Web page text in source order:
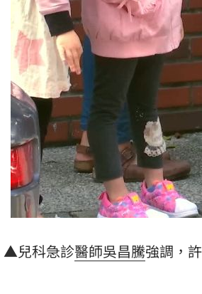
IU社群發前男友 韓網替她抱不平
二手菸超毒！她陪夫看病 意外查
NCC無委員唱獨立空城計 iPhone
詐慈濟10億！律師驚揭陳時中『根
台灣彩券開獎直播中 20:31
LIVE三立+24小時直播 15:27
三立iNEWS新聞台線上直播 18:00
▲兒科急診醫師吳昌騰強調，